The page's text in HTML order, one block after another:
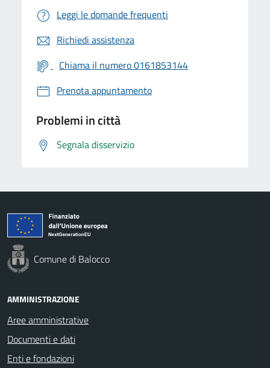
Leggi le domande frequenti
Richiedi assistenza
Chiama il numero 0161853144
Prenota appuntamento
Problemi in città
Segnala disservizio
Comune di Balocco
AMMINISTRAZIONE
Aree amministrative
Documenti e dati
Enti e fondazioni